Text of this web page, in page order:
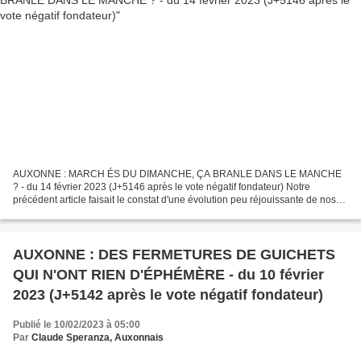
AUXONNE : MARCH ÉS DU DIMANCHE, ÇA BRANLE DANS LE MANCHE
? - du 14 février 2023 (J+5146 après le vote négatif fondateur) Notre
précédent article faisait le constat d'une évolution peu réjouissante de nos
AUXONNE : DES FERMETURES DE GUICHETS
QUI N'ONT RIEN D'ÉPHÉMÈRE - du 10 février
2023 (J+5142 après le vote négatif fondateur)
Publié le 10/02/2023 à 05:00
Par Claude Speranza, Auxonnais